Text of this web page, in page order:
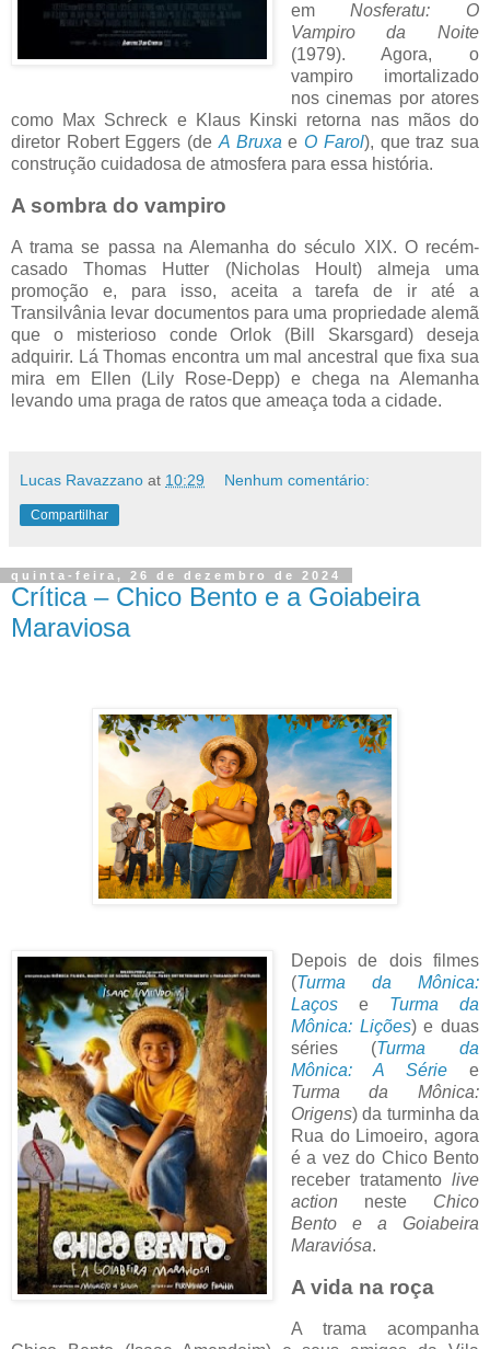
emNosferatu: O
Vampiro da Noite
(1979). Agora, o
vampiro imortalizado
nos cinemas por atores
como Max Schreck e Klaus Kinski retorna nas mãos do
diretor Robert Eggers (de A Bruxa e O Farol), que traz sua
construção cuidadosa de atmosfera para essa história.
A sombra do vampiro
A trama se passa na Alemanha do século XIX. O recém-
casado Thomas Hutter (Nicholas Hoult) almeja uma
promoção e, para isso, aceita a tarefa de ir até a
Transilvânia levar documentos para uma propriedade alemã
que o misterioso conde Orlok (Bill Skarsgard) deseja
adquirir. Lá Thomas encontra um mal ancestral que fixa sua
mira em Ellen (Lily Rose-Depp) e chega na Alemanha
levando uma praga de ratos que ameaça toda a cidade.
Lucas Ravazzano at 10:29 Nenhum comentário:
Compartilhar
quinta-feira, 26 de dezembro de 2024
Crítica – Chico Bento e a Goiabeira
Maraviosa
Depois de dois filmes
(Turma da Mônica:
Laços
e Turma da
Mônica: Lições) e duas
séries (Turma da
Mônica: A Sériee
Turma da Mônica:
Origens) da turminha da
Rua do Limoeiro, agora
é a vez do Chico Bento
receber tratamento live
action neste Chico
Bento e a Goiabeira
Maraviósa.
A vida na roça
A trama acompanha